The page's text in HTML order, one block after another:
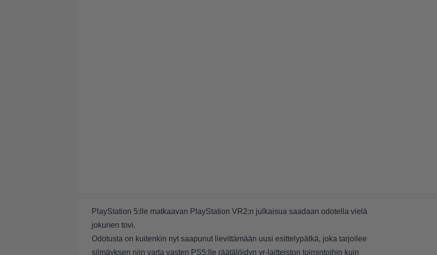
PlayStation 5:lle matkaavan PlayStation VR2:n julkaisua saadaan odotella vielä
jokunen tovi.
Odotusta on kuitenkin nyt saapunut lievittämään uusi esittelypätkä, joka tarjoilee
silmäyksen niin varta vasten PS5:lle räätälöidyn vr-laitteiston toimintoihin kuin